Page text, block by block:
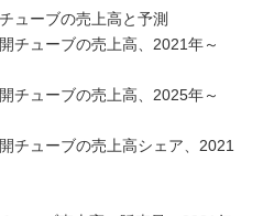
ューブの売上高と予測
ューブの売上高、2021年～
ューブの売上高、2025年～
ューブの売上高シェア、2021